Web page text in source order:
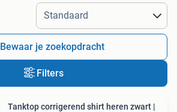
Alle afstanden…
Bewaar je zoekopdracht
Filters
Tanktop corrigerend shirt heren zwart |